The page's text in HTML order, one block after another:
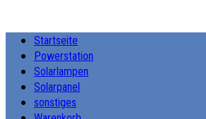
Startseite
Powerstation
Solarlampen
Solarpanel
sonstiges